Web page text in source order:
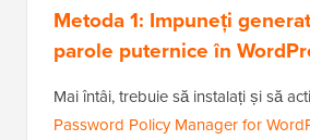
Metoda 1: Impuneți
parole puternice în
Mai întâi, trebuie să instalați și să
Password Policy Manager for